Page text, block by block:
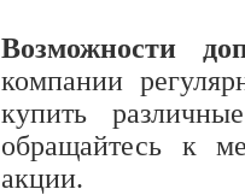
Возможности
компании
купить
обращайтесь к
акции.